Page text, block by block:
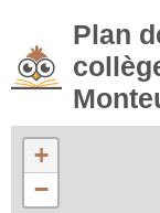
Plan
+
−